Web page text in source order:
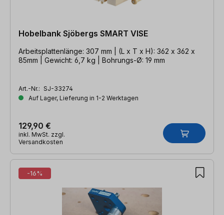
Hobelbank Sjöbergs SMART VISE
Arbeitsplattenlänge: 307 mm | (L x T x H): 362 x 362 x
85mm | Gewicht: 6,7 kg | Bohrungs-Ø: 19 mm
Art.-Nr.: SJ-33274
Auf Lager, Lieferung in 1-2 Werktagen
129,90 €
inkl. MwSt. zzgl.
Versandkosten
-16%